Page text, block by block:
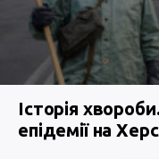
Історія
епідемії на